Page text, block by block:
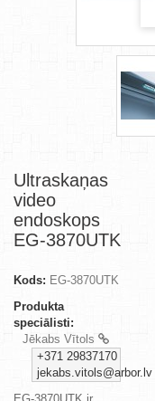
Ultraskaņas
video
endoskops
EG-3870UTK
Kods: EG-3870UTK
Produkta
speciālisti:
Jēkabs Vītols
+371 29837170
jekabs.vitols@arbor.lv